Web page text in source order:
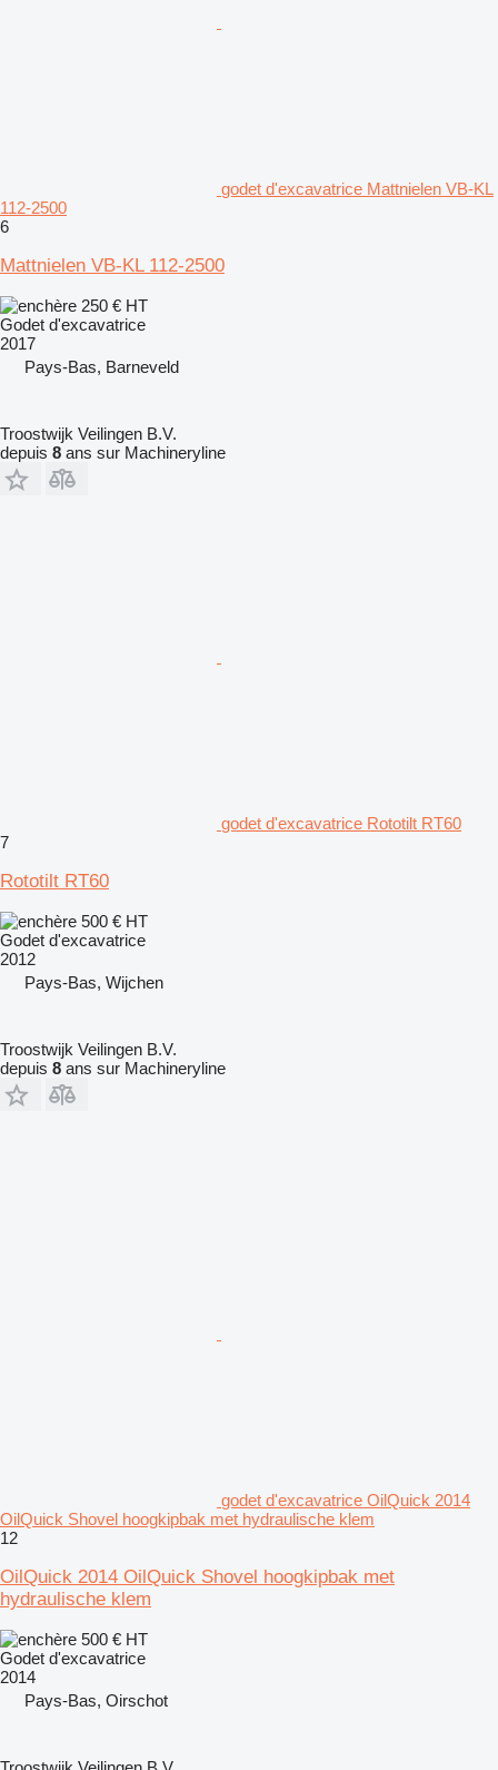
godet d'excavatrice Mattnielen VB-KL
112-2500
6
Mattnielen VB-KL 112-2500
250 € HT
Godet d'excavatrice
2017
Pays-Bas, Barneveld
Troostwijk Veilingen B.V.
depuis 8 ans sur Machineryline
godet d'excavatrice Rototilt RT60
7
Rototilt RT60
500 € HT
Godet d'excavatrice
2012
Pays-Bas, Wijchen
Troostwijk Veilingen B.V.
depuis 8 ans sur Machineryline
godet d'excavatrice OilQuick 2014
OilQuick Shovel hoogkipbak met hydraulische klem
12
OilQuick 2014 OilQuick Shovel hoogkipbak met
hydraulische klem
500 € HT
Godet d'excavatrice
2014
Pays-Bas, Oirschot